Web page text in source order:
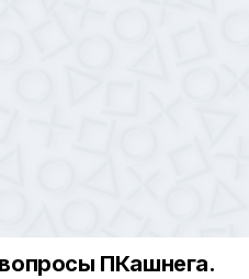
ПКашнега.